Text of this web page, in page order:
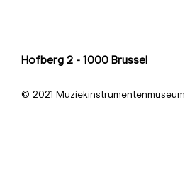
Hofberg 2 - 1000 Brussel
© 2021 Muziekinstrumentenmuseum